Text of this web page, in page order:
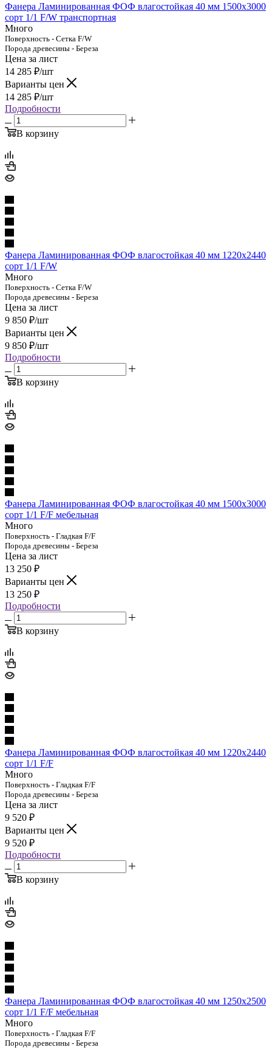
Фанера Ламинированная ФОФ влагостойкая 40 мм 1500х3000
сорт 1/1 F/W транспортная
Много
Поверхность - Сетка F/W
Порода древесины - Береза
Цена за лист
14 285 ₽/шт
Варианты цен
14 285 ₽/шт
Подробности
В корзину
Фанера Ламинированная ФОФ влагостойкая 40 мм 1220х2440
сорт 1/1 F/W
Много
Поверхность - Сетка F/W
Порода древесины - Береза
Цена за лист
9 850 ₽/шт
Варианты цен
9 850 ₽/шт
Подробности
В корзину
Фанера Ламинированная ФОФ влагостойкая 40 мм 1500х3000
сорт 1/1 F/F мебельная
Много
Поверхность - Гладкая F/F
Порода древесины - Береза
Цена за лист
13 250 ₽
Варианты цен
13 250 ₽
Подробности
В корзину
Фанера Ламинированная ФОФ влагостойкая 40 мм 1220х2440
сорт 1/1 F/F
Много
Поверхность - Гладкая F/F
Порода древесины - Береза
Цена за лист
9 520 ₽
Варианты цен
9 520 ₽
Подробности
В корзину
Фанера Ламинированная ФОФ влагостойкая 40 мм 1250х2500
сорт 1/1 F/F мебельная
Много
Поверхность - Гладкая F/F
Порода древесины - Береза